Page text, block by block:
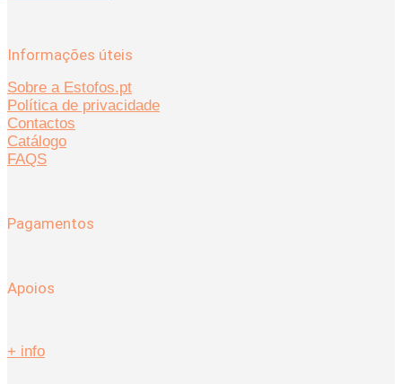
Informações úteis
Sobre a Estofos.pt
Política de privacidade
Contactos
Catálogo
FAQS
Pagamentos
Apoios
+ info